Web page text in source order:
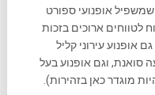
אופנועי ספורט
לטווחים ארוכים בזכות
אופנוע עירוני קליל
סואנת, וגם אופנוע בעל
מוגדר כאן בזהירות).